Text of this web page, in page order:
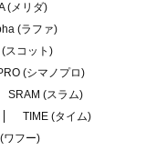
(メリダ)
(ラファ)
スコット)
(シマノプロ)
SRAM (スラム)
TIME (タイム)
ワフー)